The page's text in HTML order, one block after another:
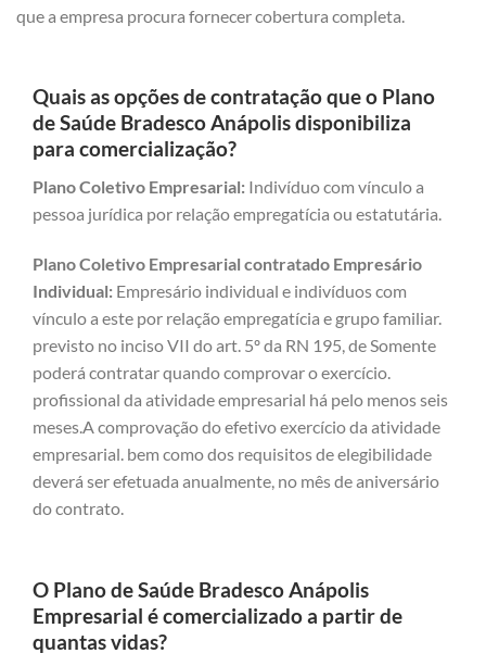
que a empresa procura fornecer cobertura completa.
Quais as opções de contratação que o Plano
de Saúde Bradesco Anápolis disponibiliza
para comercialização?
Plano Coletivo Empresarial: Indivíduo com vínculo a
pessoa jurídica por relação empregatícia ou estatutária.
Plano Coletivo Empresarial contratado Empresário
Individual: Empresário individual e indivíduos com
vínculo a este por relação empregatícia e grupo familiar.
previsto no inciso VII do art. 5º da RN 195, de Somente
poderá contratar quando comprovar o exercício.
profissional da atividade empresarial há pelo menos seis
meses.A comprovação do efetivo exercício da atividade
empresarial. bem como dos requisitos de elegibilidade
deverá ser efetuada anualmente, no mês de aniversário
do contrato.
O Plano de Saúde Bradesco Anápolis
Empresarial é comercializado a partir de
quantas vidas?